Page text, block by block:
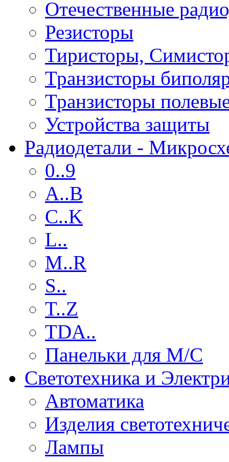
Отечественные
Резисторы
Тиристоры,
Транзисторы
Транзисторы
Устройства защиты
Радиодетали -
0..9
A..B
C..K
L..
M..R
S..
T..Z
TDA..
Панельки для М/С
Светотехника и
Автоматика
Изделия
Лампы